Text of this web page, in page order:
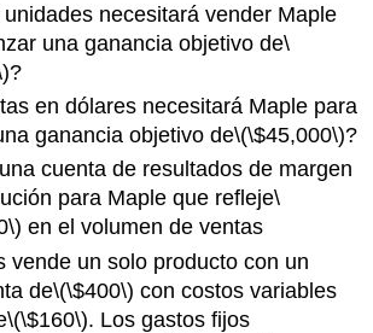
necesitará vender Maple
una ganancia objetivo de\
?
en dólares necesitará Maple para
ganancia objetivo de\(\$45,000\)?
cuenta de resultados de margen
para Maple que refleje\
en el volumen de ventas
vende un solo producto con un
de\(\$400\) con costos variables
\(\$160\). Los gastos fijos